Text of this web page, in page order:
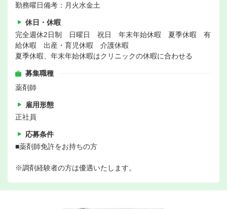
勤務曜日備考：月火水金土
休日・休暇
完全週休2日制 日曜日 祝日 年末年始休暇 夏季休暇 有
給休暇 出産・育児休暇 介護休暇
夏季休暇、年末年始休暇はクリニックの休暇に合わせる
募集職種
薬剤師
雇用形態
正社員
応募条件
■薬剤師免許をお持ちの方
※調剤経験者の方は優遇いたします。